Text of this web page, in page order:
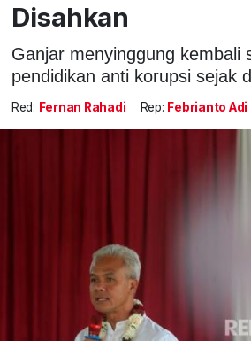
Disahkan
Ganjar menyinggung kembali
pendidikan anti korupsi sejak
Red: Fernan Rahadi Rep: Febrianto